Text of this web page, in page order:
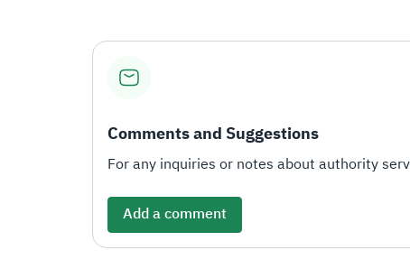
Comments and Suggestions
For any inquiries or notes about authority
Add a comment